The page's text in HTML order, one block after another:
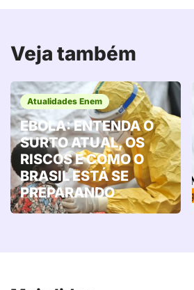
Veja também
Atualidades Enem
EBOLA: ENTENDA O
SURTO ATUAL, OS
RISCOS E COMO O
BRASIL ESTÁ SE
PREPARANDO